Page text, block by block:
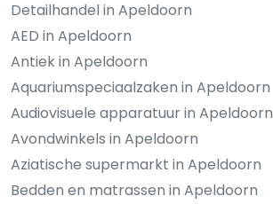
Detailhandel in Apeldoorn
AED in Apeldoorn
Antiek in Apeldoorn
Aquariumspeciaalzaken in Apeldoorn
Audiovisuele apparatuur in Apeldoorn
Avondwinkels in Apeldoorn
Aziatische supermarkt in Apeldoorn
Bedden en matrassen in Apeldoorn